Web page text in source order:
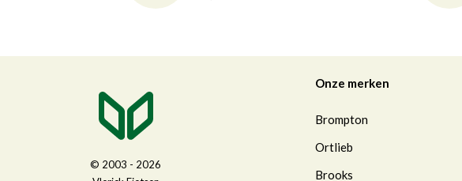
© 2003 - 2026
Onze merken
Brompton
Ortlieb
Brooks